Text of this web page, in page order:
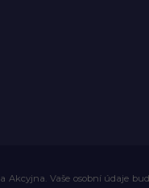
Akcyjna. Vaše osobní údaje